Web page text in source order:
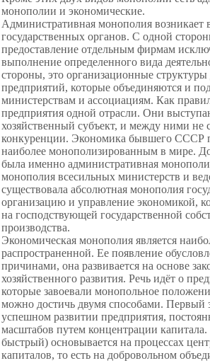
монополии и экономические.
Административная монополия возникает
государственных органов. С одной
предоставление отдельным фирмам
выполнение определенного вида
стороны, это организационные структуры
предприятий, которые объединяются и
министерствам и ассоциациям. Как
предприятия одной отрасли. Они
хозяйственный субъект, и между ними не
конкуренции. Экономика бывшего СССР
наиболее монополизированным в мире.
была именно административная
монополия всесильных министерств и
существовала абсолютная монополия
организацию и управление экономикой,
на господствующей государственной
производства.
Экономическая монополия является
распространенной. Ее появление
причинами, она развивается на основе
хозяйственного развития. Речь идёт о
которые завоевали монопольное
можно достичь двумя способами. Первый
успешном развитии предприятия,
масштабов путем концентрации
быстрый) основывается на процессах
капиталов, то есть на добровольном